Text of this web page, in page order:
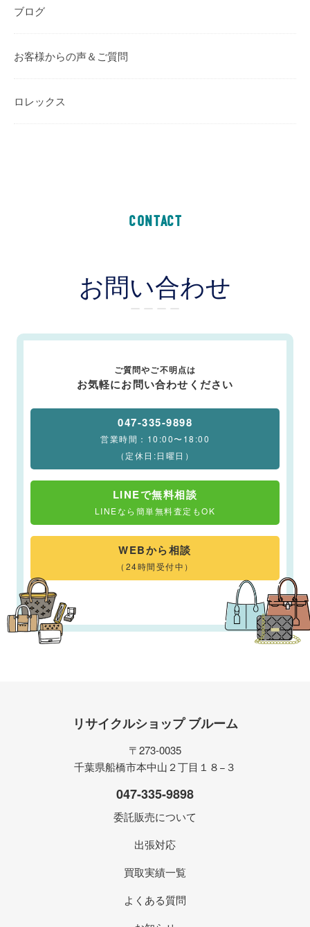
ブログ
お客様からの声＆ご質問
ロレックス
CONTACT
お問い合わせ
ー ー ー ー
ご質問やご不明点は
お気軽にお問い合わせください
047-335-9898
営業時間：10:00〜18:00
（定休日:日曜日）
LINEで無料相談
LINEなら簡単無料査定もOK
WEBから相談
（24時間受付中）
リサイクルショップ ブルーム
〒273-0035
千葉県船橋市本中山２丁目１８−３
047-335-9898
委託販売について
出張対応
買取実績一覧
よくある質問